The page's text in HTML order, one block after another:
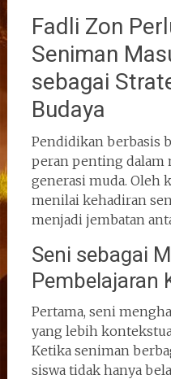
Fadli Zon
Seniman
sebagai
Budaya
Pendidikan berbasis
peran penting
generasi muda. Oleh
menilai kehadiran
menjadi jembatan
Seni sebagai
Pembelajaran
Pertama, seni
yang lebih
Ketika seniman
siswa tidak hanya